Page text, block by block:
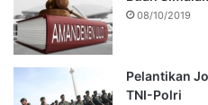
08/10/2019
Pelantikan
TNI-Polri